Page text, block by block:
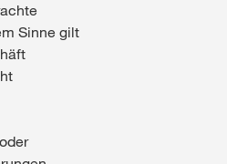
Sinne gilt